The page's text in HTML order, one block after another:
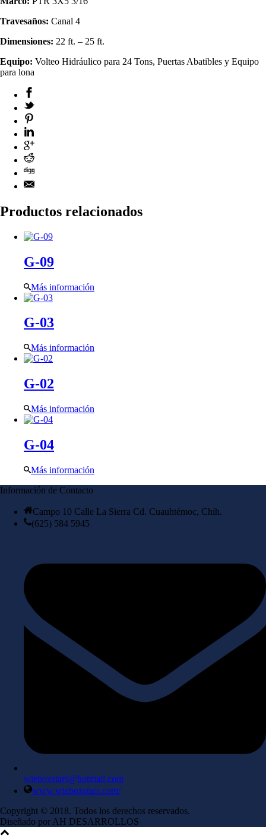
Travesaños: Canal 4
Dimensiones: 22 ft. – 25 ft.
Equipo: Volteo Hidráulico para 24 Tons, Puertas Abatibles y Equipo
para lona
Productos relacionados
G-09
Más información
G-03
Más información
G-02
Más información
G-04
Más información
Información de Contacto
Campo 10 Calle La Sierra Cd. Cuauhtémoc, Chih.
(625) 584 5945
wieboxstars@hotmail.com
www.wieboxstars.com/
Copyright © 2018. Todos los derechos reservados.
Diseñado por AH DESARROLLOS